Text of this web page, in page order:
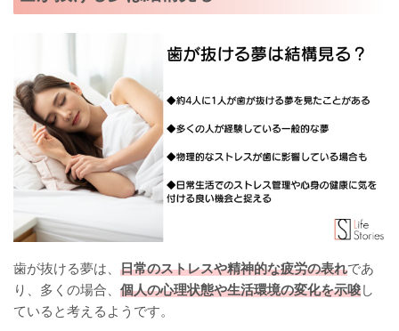
歯が抜ける夢は、 日常のストレスや精神的な疲労の表れであ
り、多くの場合、 個人の心理状態や生活環境の変化を示唆し
ていると考えるようです。